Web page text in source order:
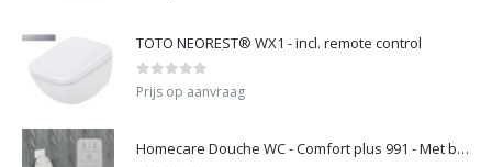
TOTO NEOREST® WX1 - incl. remote control
0 out of 5
Prijs op aanvraag
Homecare Douche WC - Comfort plus 991 - Met brilverwarming